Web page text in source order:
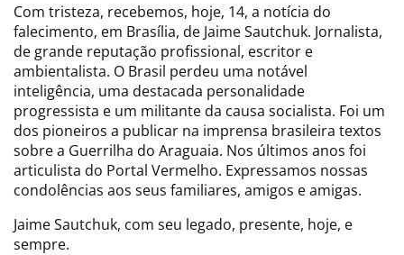
Com tristeza, recebemos, hoje, 14, a notícia do
falecimento, em Brasília, de Jaime Sautchuk. Jornalista,
de grande reputação profissional, escritor e
ambientalista. O Brasil perdeu uma notável
inteligência, uma destacada personalidade
progressista e um militante da causa socialista. Foi um
dos pioneiros a publicar na imprensa brasileira textos
sobre a Guerrilha do Araguaia. Nos últimos anos foi
articulista do Portal Vermelho. Expressamos nossas
condolências aos seus familiares, amigos e amigas.
Jaime Sautchuk, com seu legado, presente, hoje, e
sempre.